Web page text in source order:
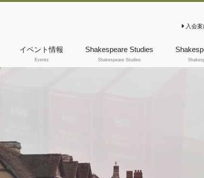
入会案
イベント情報
Events
Shakespeare Studies
Shakespeare Studies